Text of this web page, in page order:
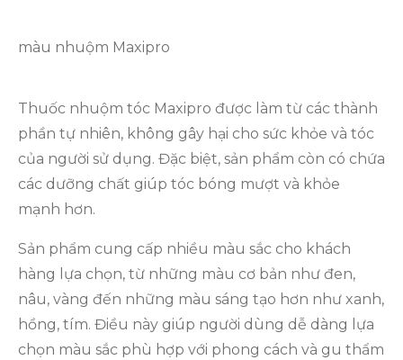
màu nhuộm Maxipro
Thuốc nhuộm tóc Maxipro được làm từ các thành
phần tự nhiên, không gây hại cho sức khỏe và tóc
của người sử dụng. Đặc biệt, sản phẩm còn có chứa
các dưỡng chất giúp tóc bóng mượt và khỏe
mạnh hơn.
Sản phẩm cung cấp nhiều màu sắc cho khách
hàng lựa chọn, từ những màu cơ bản như đen,
nâu, vàng đến những màu sáng tạo hơn như xanh,
hồng, tím. Điều này giúp người dùng dễ dàng lựa
chọn màu sắc phù hợp với phong cách và gu thẩm